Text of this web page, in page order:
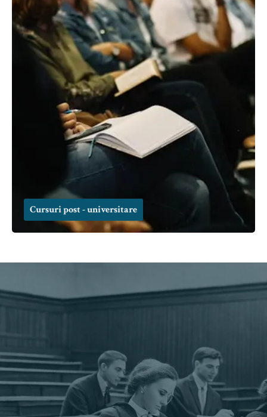
Cursuri post - universitare